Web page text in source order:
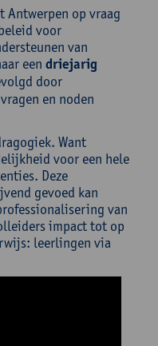
Antwerpen op vraag
voor
van
een driejarig
door
en noden
Want
voor een hele
Deze
gevoed kan
van
impact tot op
leerlingen via